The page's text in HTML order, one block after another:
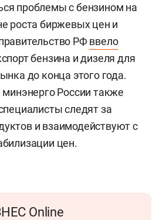
проблемы с бензином на
роста биржевых цен и
РФввело
бензина и дизеля для
до конца этого года.
России также
следят за
и взаимодействуют с
цен.
Online